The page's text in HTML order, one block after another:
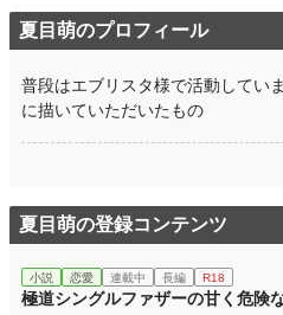
夏目萌のプロフィール
普段はエブリスタ様で活動してい
に描いていただいたもの
夏目萌の登録コンテンツ
小説 恋愛 連載中 長編 R18
極道シングルファザーの甘く危険